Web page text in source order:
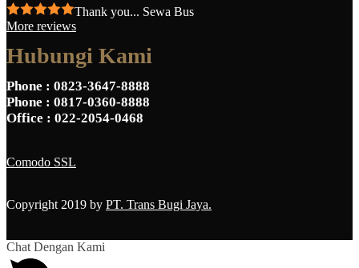
Thank you... Sewa Bus
More reviews
Hubungi Kami
Phone : 0823-3647-8888
Phone : 0817-0360-8888
Office : 022-2054-0468
Comodo SSL
Copyright 2019 by PT. Trans Bugi Jaya.
Chat Dengan Kami